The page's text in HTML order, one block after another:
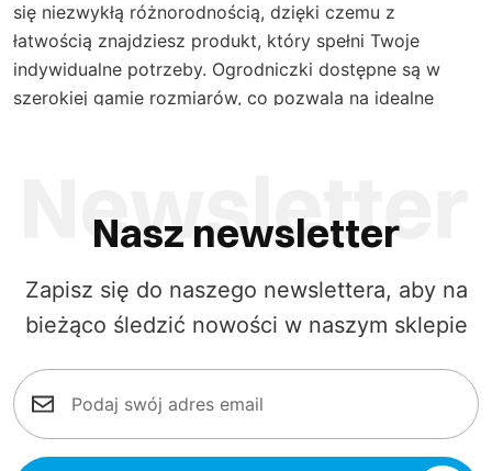
się niezwykłą różnorodnością, dzięki czemu z
łatwością znajdziesz produkt, który spełni Twoje
indywidualne potrzeby. Ogrodniczki dostępne są w
szerokiej gamie rozmiarów, co pozwala na idealne
takie jak szary czy granatowy, jak i bardziej wyraziste
pomarańczowe. Taka różnorodność umożliwia
wyrażenie indywidualnego stylu nawet w środowisku
Nasz newsletter
Zapisz się do naszego newslettera, aby na
bieżąco śledzić nowości w naszym sklepie